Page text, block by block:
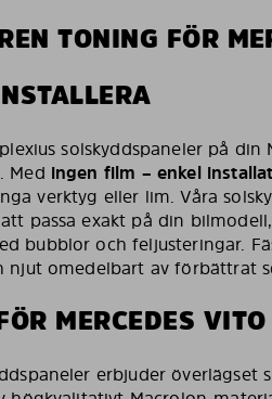
TONING FÖR
solskyddspaneler på din
Med ingen film – enkel
verktyg eller lim. Våra
passa exakt på din
bubblor och feljusteringar.
njut omedelbart av förbättrat
MERCEDES VITO
erbjuder överlägset